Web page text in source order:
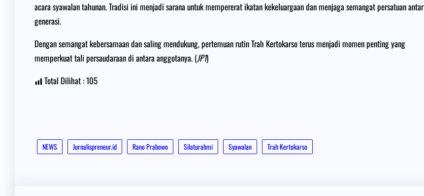
acara syawalan tahunan. Tradisi ini menjadi sarana untuk mempererat ikatan kekeluargaan dan menjaga semangat persatuan antar
generasi.
Dengan semangat kebersamaan dan saling mendukung, pertemuan rutin Trah Kertokarso terus menjadi momen penting yang
memperkuat tali persaudaraan di antara anggotanya. (JP1)
Total Dilihat :105
NEWS Jurnalispreneur.id Rano Prabowo Silaturahmi Syawalan Trah Kertokarso